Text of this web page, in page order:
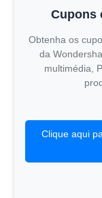
Cupons
Obtenha os
da
multimédia,
Clique aqui